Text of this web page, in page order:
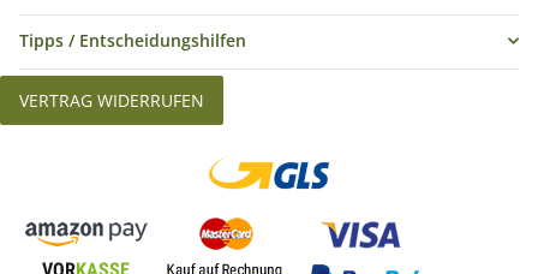
Tipps / Entscheidungshilfen
VERTRAG WIDERRUFEN